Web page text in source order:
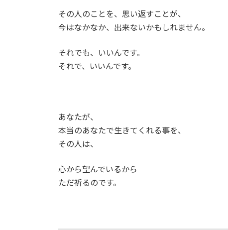
その人のことを、思い返すことが、
今はなかなか、出来ないかもしれません。
それでも、いいんです。
それで、いいんです。
あなたが、
本当のあなたで生きてくれる事を、
その人は、
心から望んでいるから
ただ祈るのです。